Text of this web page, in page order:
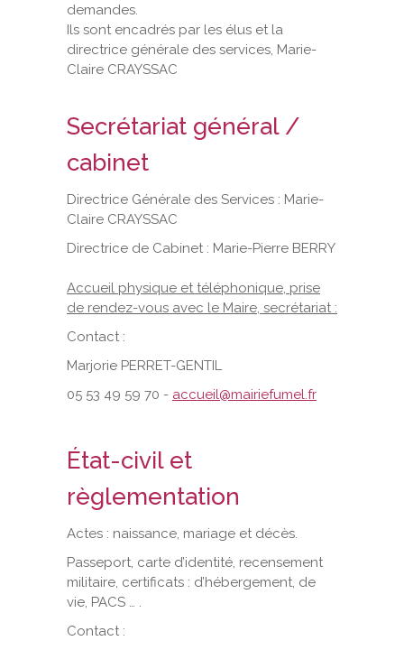
VOS DEMARCHES
SOCIAL
CULTURE ET PATRIMOINE
demandes.
Ils sont encadrés par les élus et la
directrice générale des services, Marie-
Claire CRAYSSAC
Secrétariat général /
cabinet
Directrice Générale des Services : Marie-
Claire CRAYSSAC
Directrice de Cabinet : Marie-Pierre BERRY
Accueil physique et téléphonique, prise
de rendez-vous avec le Maire, secrétariat :
Contact :
Marjorie PERRET-GENTIL
05 53 49 59 70 - accueil@mairiefumel.fr
État-civil et
règlementation
Actes : naissance, mariage et décès.
Passeport, carte d’identité, recensement
militaire, certificats : d’hébergement, de
vie, PACS … .
Contact :